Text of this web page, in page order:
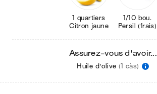
1 quartiers
Citron jaune
1/10 bou.
Persil (frais)
Assurez-vous d'avoir...
Huile d'olive (1 càs)